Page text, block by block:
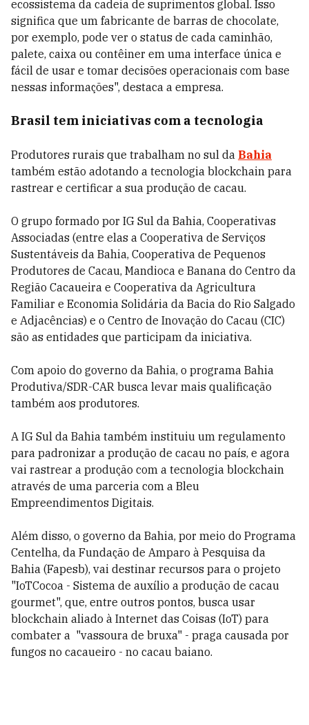
ecossistema da cadeia de suprimentos global. Isso
significa que um fabricante de barras de chocolate,
por exemplo, pode ver o status de cada caminhão,
palete, caixa ou contêiner em uma interface única e
fácil de usar e tomar decisões operacionais com base
nessas informações", destaca a empresa.
Brasil tem iniciativas com a tecnologia
Produtores rurais que trabalham no sul da Bahia
também estão adotando a tecnologia blockchain para
rastrear e certificar a sua produção de cacau.
O grupo formado por IG Sul da Bahia, Cooperativas
Associadas (entre elas a Cooperativa de Serviços
Sustentáveis da Bahia, Cooperativa de Pequenos
Produtores de Cacau, Mandioca e Banana do Centro da
Região Cacaueira e Cooperativa da Agricultura
Familiar e Economia Solidária da Bacia do Rio Salgado
e Adjacências) e o Centro de Inovação do Cacau (CIC)
são as entidades que participam da iniciativa.
Com apoio do governo da Bahia, o programa Bahia
Produtiva/SDR-CAR busca levar mais qualificação
também aos produtores.
A IG Sul da Bahia também instituiu um regulamento
para padronizar a produção de cacau no país, e agora
vai rastrear a produção com a tecnologia blockchain
através de uma parceria com a Bleu
Empreendimentos Digitais.
Além disso, o governo da Bahia, por meio do Programa
Centelha, da Fundação de Amparo à Pesquisa da
Bahia (Fapesb), vai destinar recursos para o projeto
"IoTCocoa - Sistema de auxílio a produção de cacau
gourmet", que, entre outros pontos, busca usar
blockchain aliado à Internet das Coisas (IoT) para
combater a "vassoura de bruxa" - praga causada por
fungos no cacaueiro - no cacau baiano.